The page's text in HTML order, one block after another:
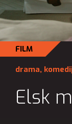
FILM
drama,
Elsk